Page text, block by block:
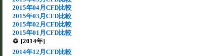
2015年04月CFD比較
2015年03月CFD比較
2015年02月CFD比較
2015年01月CFD比較
[2014年]
2014年12月CFD比較